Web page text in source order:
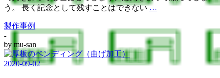
う。 長く記念として残すことはできない…
製作事例
-
by mu-san
2020-09-02